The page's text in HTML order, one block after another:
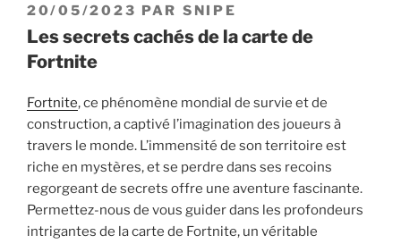
PUBLIÉ
LE
20/05/2023 PAR SNIPE
Les secrets cachés de la carte de
Fortnite
Fortnite, ce phénomène mondial de survie et de
construction, a captivé l’imagination des joueurs à
travers le monde. L’immensité de son territoire est
riche en mystères, et se perdre dans ses recoins
regorgeant de secrets offre une aventure fascinante.
Permettez-nous de vous guider dans les profondeurs
intrigantes de la carte de Fortnite, un véritable